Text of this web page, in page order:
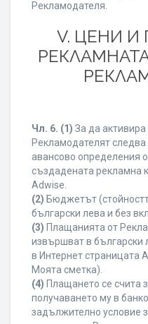
Рекламодателя.
V. ЦЕНИ
Чл. 6. (1) За да
Рекламодателят
авансово определения
създадената рекламна
Adwise.
(2) Бюджетът
български лева и без
(3) Плащанията от
извършват в български
в Интернет страницата
Моята сметка).
(4) Плащането се счита
получаването му в
задължително условие